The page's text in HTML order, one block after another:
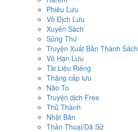
Phiêu Lưu
Vô Địch Lưu
Xuyên Sách
Sủng Thú
Truyện Xuất Bản Thành Sách
Vô Hạn Lưu
Tài Liệu Riêng
Thăng cấp lưu
Não To
Truyện dịch Free
Thủ Thành
Nhật Bản
Thần Thoại/Dã Sử